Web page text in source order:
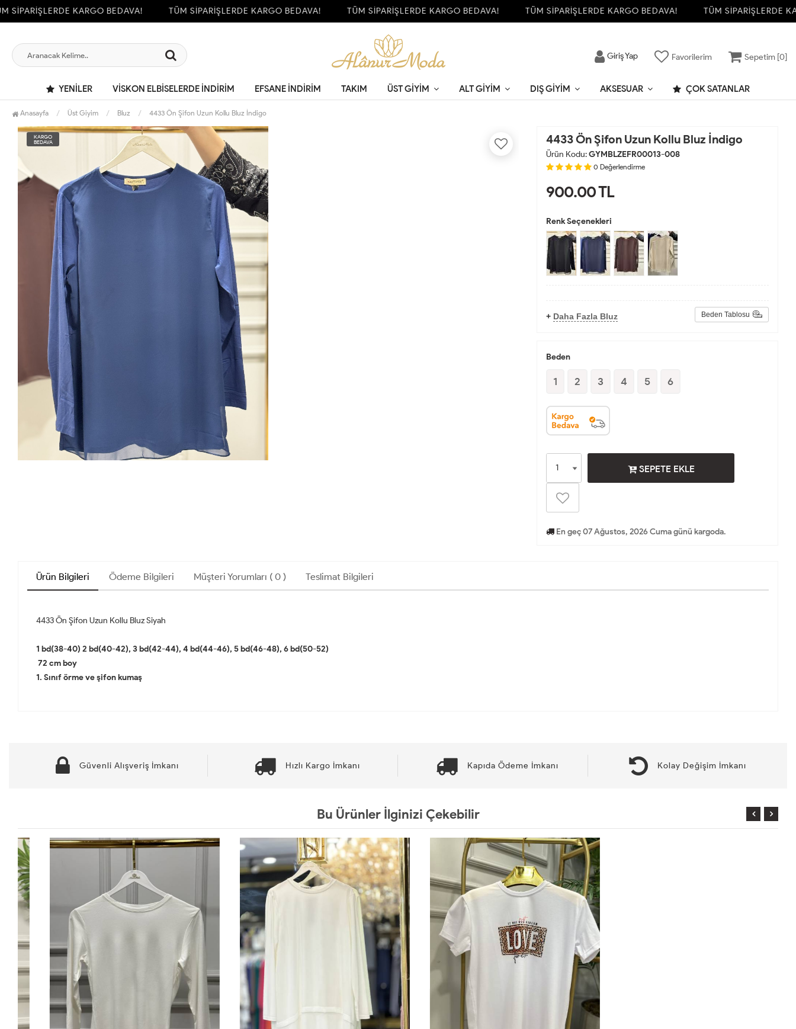
KARGO BEDAVA! TÜM SİPARİŞLERDE KARGO BEDAVA! TÜM SİPARİŞLERDE KARGO BEDAVA! TÜM SİPARİŞLERDE KARGO BEDAVA! TÜM SİPARİŞLERDE
Giriş Yap Favorilerim Sepetim [0]
YENILER VİSKON ELBİSELERDE İNDİRİM EFSANE İNDİRİM TAKIM ÜST GIYIM ALT GIYIM DIŞ GIYIM AKSESUAR ÇOK SATANLAR
Anasayfa Üst Giyim Bluz 4433 Ön Şifon Uzun Kollu Bluz İndigo
KARGO
BEDAVA
4433 Ön Şifon Uzun Kollu Bluz İndigo
Ürün Kodu:GYMBLZEFR00013-008
0 Değerlendirme
900.00TL
Renk Seçenekleri
+ Daha Fazla Bluz Beden Tablosu
Beden
1 2 3 4 5 6
SEPETE EKLE
En geç 07 Ağustos, 2026 Cuma günü kargoda.
Ürün Bilgileri Ödeme Bilgileri Müşteri Yorumları ( 0 ) Teslimat Bilgileri
4433 Ön Şifon Uzun Kollu Bluz Siyah
1 bd(38-40) 2 bd(40-42), 3 bd(42-44), 4 bd(44-46), 5 bd(46-48), 6 bd(50-52)
72 cm boy
1. Sınıf örme ve şifon kumaş
Güvenli Alışveriş İmkanı Hızlı Kargo İmkanı Kapıda Ödeme İmkanı Kolay Değişim İmkanı
Bu Ürünler İlginizi Çekebilir